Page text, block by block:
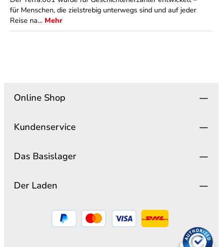
für Menschen, die zielstrebig unterwegs sind und auf jeder
Reise na… Mehr
Online Shop
Kundenservice
Das Basislager
Der Laden